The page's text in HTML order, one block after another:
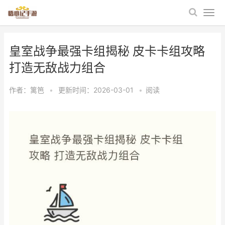
皇室战争最强卡组揭秘 皮卡卡组攻略
打造无敌战力组合
作者： 篱笆 • 更新时间：2026-03-01 • 阅读